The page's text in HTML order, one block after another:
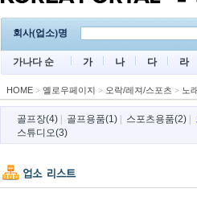
회사(업소)명
가나다 순 가 나 다 라
HOME > 옐로우페이지 > 오락/레져/스포츠 > 노
골프장(4) 골프용품(1) 스포츠용품(2)
스튜디오(3)